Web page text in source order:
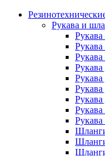
Рукава и
Рукава
Рукава